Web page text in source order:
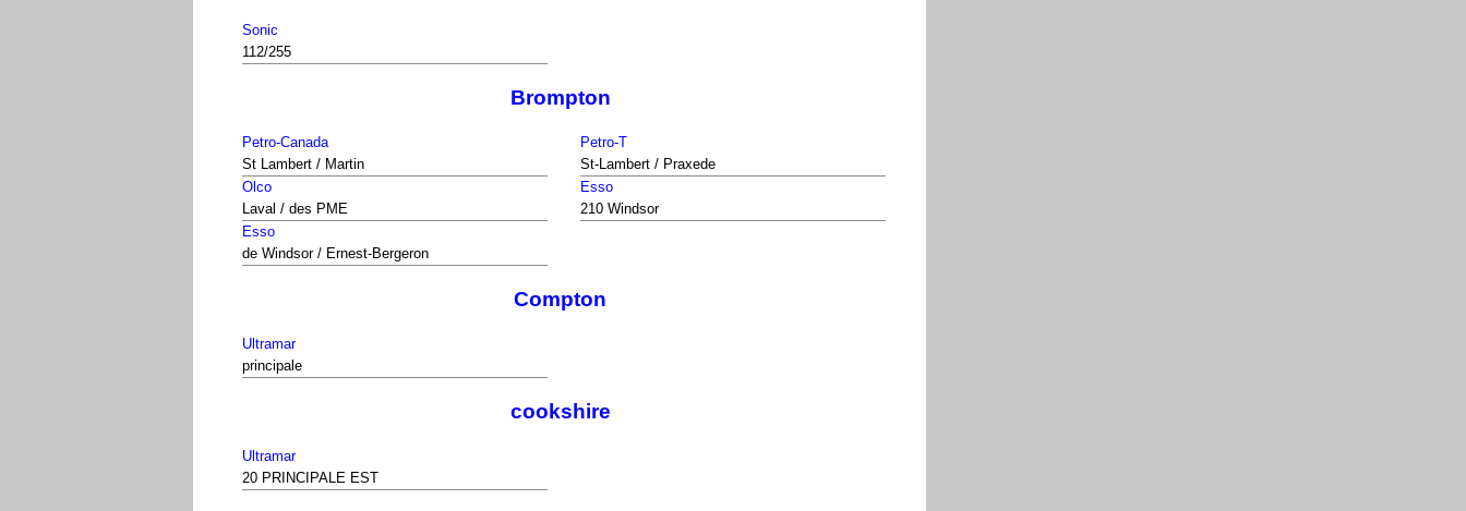
Sonic
112/255
Brompton
Petro-Canada
St Lambert / Martin
Petro-T
St-Lambert / Praxede
Olco
Laval / des PME
Esso
210 Windsor
Esso
de Windsor / Ernest-Bergeron
Compton
Ultramar
principale
cookshire
Ultramar
20 PRINCIPALE EST